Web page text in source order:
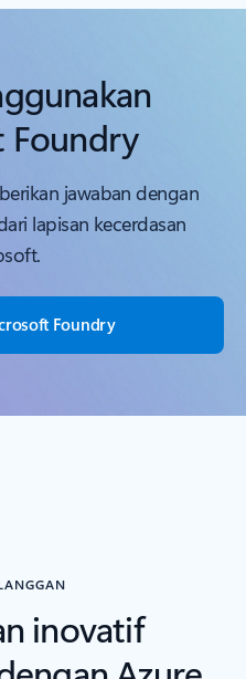
Foundry
jawaban dengan
lapisan kecerdasan
Foundry
inovatif